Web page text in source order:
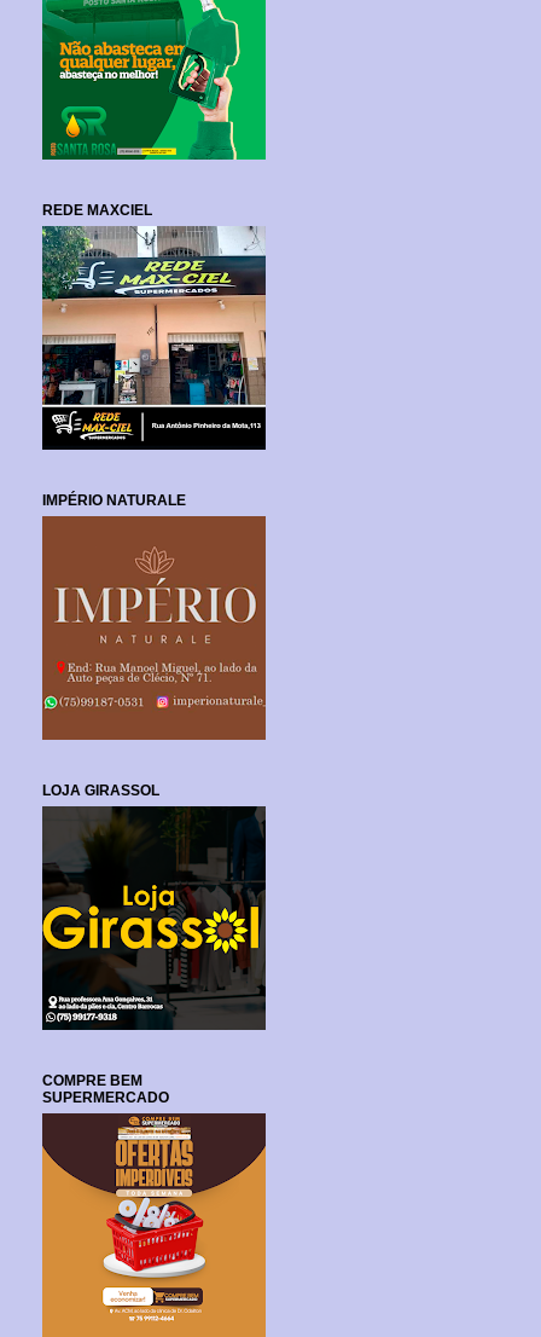
REDE MAXCIEL
IMPÉRIO NATURALE
LOJA GIRASSOL
COMPRE BEM
SUPERMERCADO